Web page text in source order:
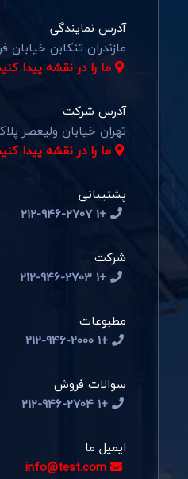
آدرس نمایندگی
مازندران تنکابن
ما را در نقشه پیدا
آدرس شرکت
تهران خیابان ولیعصر پلاک
ما را در نقشه پیدا
پشتیبانی
+1 212-946-2707
شرکت
+1 212-946-2703
مطبوعات
+1 212-946-2000
سوالات فروش
+1 212-946-2704
ایمیل ما
info@test.com